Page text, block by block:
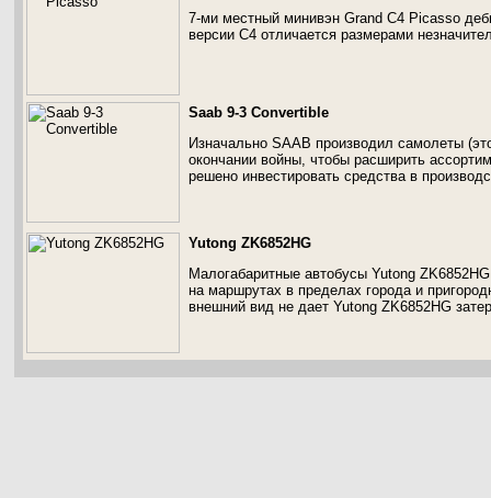
7-ми местный минивэн Grand C4 Picasso
версии С4 отличается размерами
Saab 9-3 Convertible
Изначально SAAB производил самолеты
окончании войны, чтобы расширить
решено инвестировать средства в
Yutong ZK6852HG
Малогабаритные автобусы Yutong
на маршрутах в пределах города и
внешний вид не дает Yutong ZK6852HG